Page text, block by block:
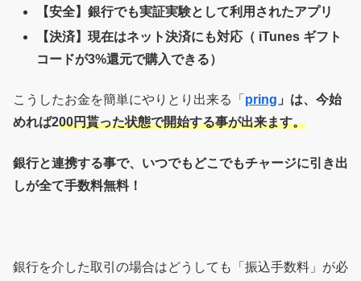
【安全】銀行でも実証実験として利用されたアプリ
【決済】現在はネット決済にも対応（ iTunes ギフト
コードが3%還元で購入できる）
こうしたお金を簡単にやりとり出来る「 pring 」は、今始
めれば200円貰った状態で開始する事が出来ます。
銀行と連携する事で、いつでもどこでもチャージに引き出
しが全て手数料無料！
銀行を介した取引の場合はどうしても「振込手数料」が必